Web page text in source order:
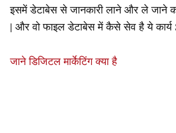
इसमें डेटाबेस से जानकारी लाने और ले जाने
| और वो फाइल डेटाबेस में कैसे सेव है ये कार्य
जाने डिजिटल मार्केटिंग क्या है